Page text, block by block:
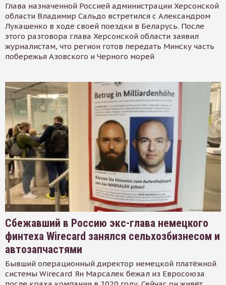
Глава назначенной Россией администрации Херсонской
области Владимир Сальдо встретился с Александром
Лукашенко в ходе своей поездки в Беларусь. После
этого разговора глава Херсонской области заявил
журналистам, что регион готов передать Минску часть
побережья Азовского и Черного морей
Сбежавший в Россию экс-глава немецкого
финтеха Wirecard занялся сельхозбизнесом и
автозапчастями
Бывший операционный директор немецкой платёжной
системы Wirecard Ян Марсалек бежал из Евросоюза